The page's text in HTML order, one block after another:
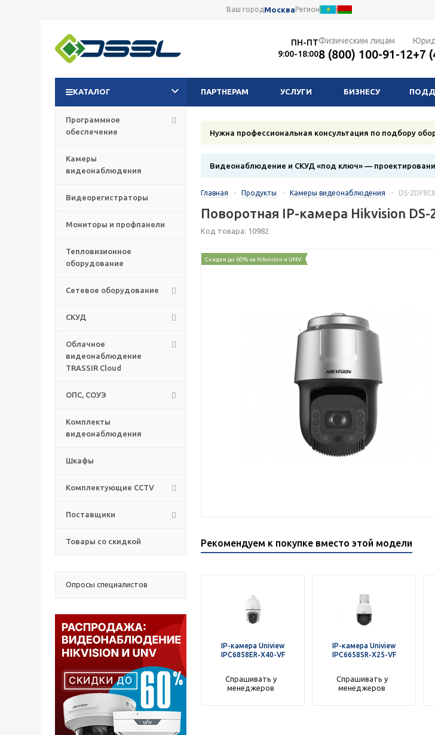
Ваш городМоскваРегион
ПН-ПТ
9:00-18:00
Физическим лицам
8 (800) 100-91-12+7
КАТАЛОГ ПАРТНЕРАМ УСЛУГИ БИЗНЕСУ
Программное
обеспечение
Камеры
видеонаблюдения
Видеорегистраторы
Мониторы и профпанели
Тепловизионное
оборудование
Сетевое оборудование
СКУД
Облачное
видеонаблюдение
TRASSIR Cloud
ОПС, СОУЭ
Комплекты
видеонаблюдения
Шкафы
Комплектующие CCTV
Поставщики
Товары со скидкой
Опросы специалистов
Нужна профессиональная консультация по подбору
Видеонаблюдение и СКУД «под ключ» —
Главная - Продукты - Камеры видеонаблюдения - DS-
Поворотная IP-камера Hikvision DS-
Код товара: 10982
Скидки до 60% на Hikvision и UNV
Рекомендуем к покупке вместо этой модели
IP-камера Uniview
IPC6858ER-X40-VF
Спрашивать у
менеджеров
IP-камера Uniview
IPC6658SR-X25-VF
Спрашивать у
менеджеров